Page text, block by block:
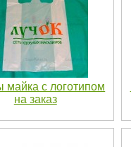
майка с логотипом
на заказ